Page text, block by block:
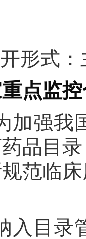
开形式
重点监
加强我
品目
范临
入目录